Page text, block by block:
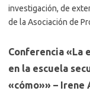
investigación, de
de la Asociación de
Conferencia «La
en la escuela
«cómo»» – Irene